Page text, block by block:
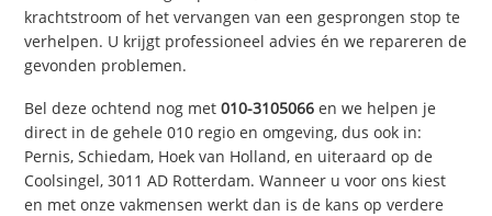
krachtstroom of het vervangen van een gesprongen stop te
verhelpen. U krijgt professioneel advies én we repareren de
gevonden problemen.
Bel deze ochtend nog met010-3105066 en we helpen je
direct in de gehele 010 regio en omgeving, dus ook in:
Pernis, Schiedam, Hoek van Holland, en uiteraard op de
Coolsingel, 3011 AD Rotterdam. Wanneer u voor ons kiest
en met onze vakmensen werkt dan is de kans op verdere